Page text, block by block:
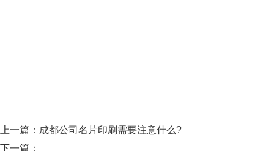
上一篇： 成都公司名片印刷需要注意什么?
下一篇：